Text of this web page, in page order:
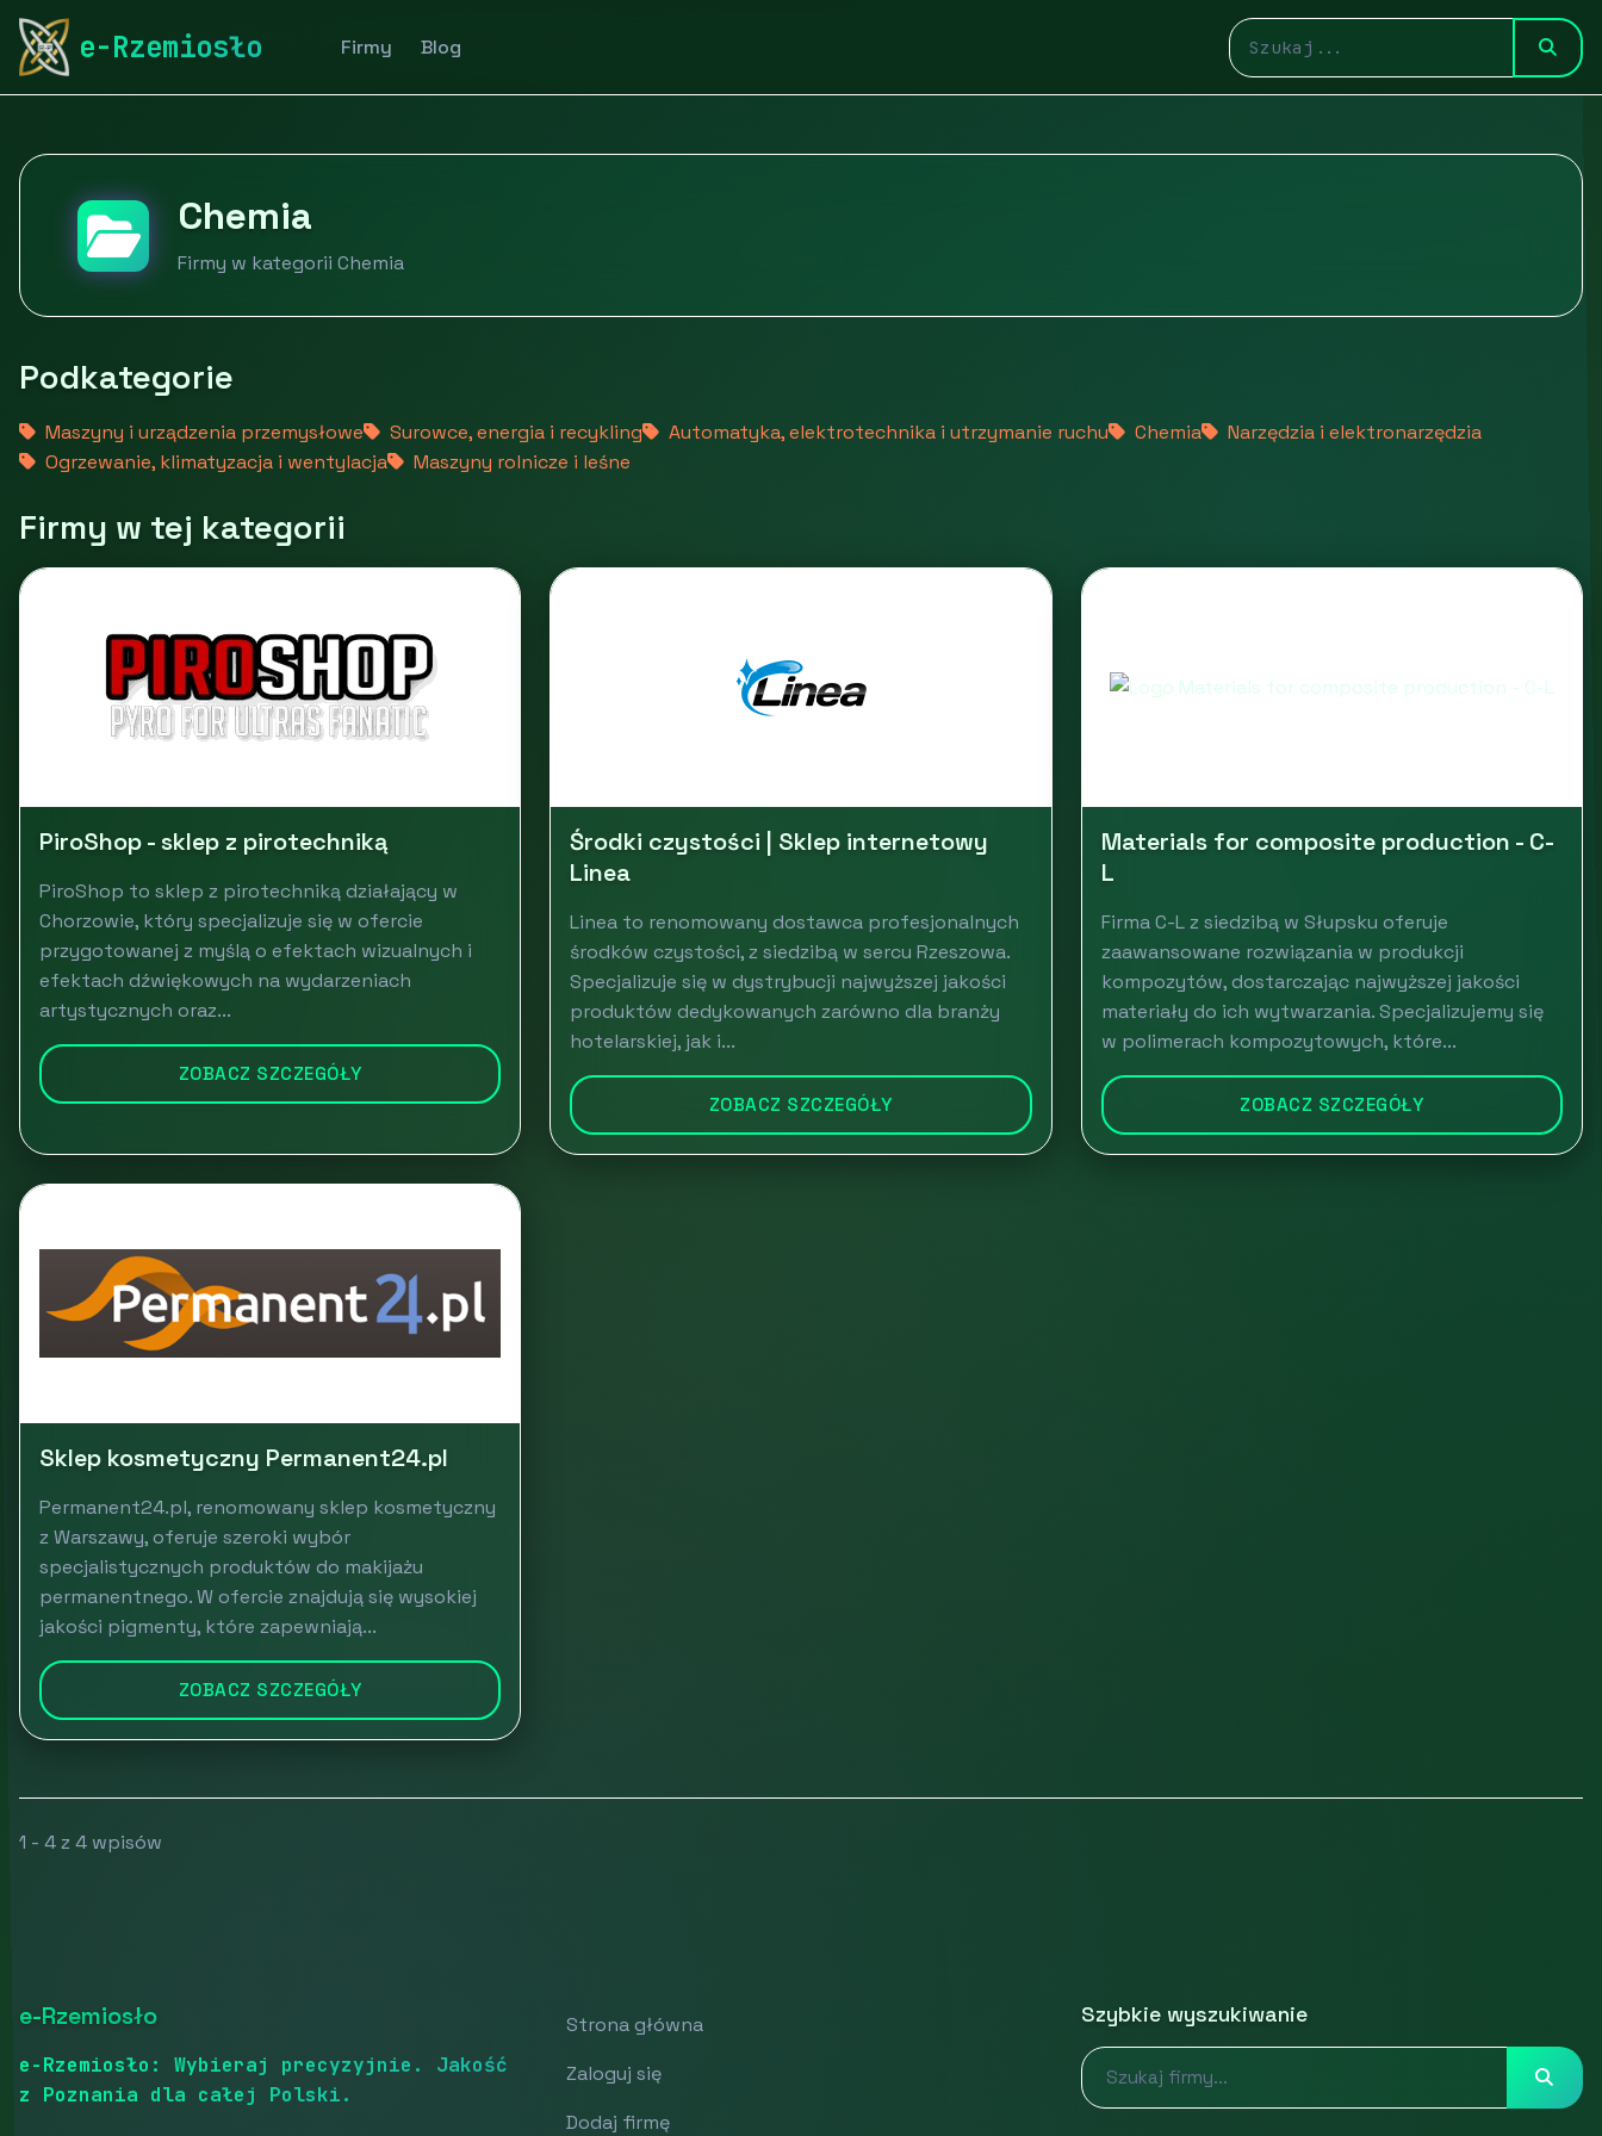
e-Rzemiosło Firmy Blog
rymarstwo-poznan.pl
Chemia
Firmy w kategorii Chemia
Podkategorie
Maszyny i urządzenia przemysłowe Surowce, energia i recykling Automatyka, elektrotechnika i utrzymanie ruchu Chemia
Narzędzia i elektronarzędzia
Ogrzewanie, klimatyzacja i wentylacja
Maszyny rolnicze i leśne
Firmy w tej kategorii
PiroShop - sklep z pirotechniką
PiroShop to sklep z pirotechniką działający w
Chorzowie, który specjalizuje się w ofercie
przygotowanej z myślą o efektach wizualnych i
efektach dźwiękowych na wydarzeniach
artystycznych oraz...
ZOBACZ SZCZEGÓŁY
Środki czystości | Sklep internetowy
Linea
Linea to renomowany dostawca profesjonalnych
środków czystości, z siedzibą w sercu Rzeszowa.
Specjalizuje się w dystrybucji najwyższej jakości
produktów dedykowanych zarówno dla branży
hotelarskiej, jak i...
ZOBACZ SZCZEGÓŁY
Materials for composite production - C-
L
Firma C-L z siedzibą w Słupsku oferuje
zaawansowane rozwiązania w produkcji
kompozytów, dostarczając najwyższej jakości
materiały do ich wytwarzania. Specjalizujemy się
w polimerach kompozytowych, które...
ZOBACZ SZCZEGÓŁY
Sklep kosmetyczny Permanent24.pl
Permanent24.pl, renomowany sklep kosmetyczny
z Warszawy, oferuje szeroki wybór
specjalistycznych produktów do makijażu
permanentnego. W ofercie znajdują się wysokiej
jakości pigmenty, które zapewniają...
ZOBACZ SZCZEGÓŁY
1 - 4 z 4 wpisów
e-Rzemiosło
e-Rzemiosło: Wybieraj precyzyjnie. Jakość
z Poznania dla całej Polski.
Strona główna
Zaloguj się
Dodaj firmę
Szybkie wyszukiwanie